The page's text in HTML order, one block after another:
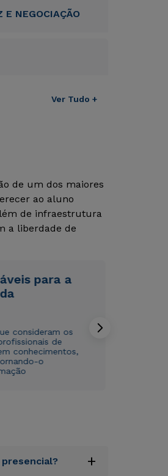
E NEGOCIAÇÃO
Ver Tudo +
de um dos maiores
ao aluno
de infraestrutura
a liberdade de
para a
consideram os
de
conhecimentos,
o
+
ou
ou